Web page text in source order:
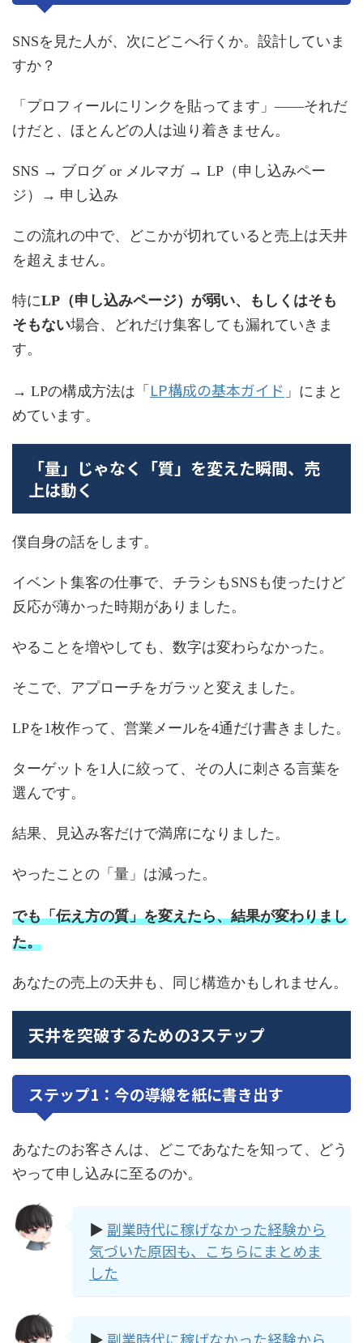
SNSを見た人が、次にどこへ行くか。設計していま
すか？
「プロフィールにリンクを貼ってます」——それだ
けだと、ほとんどの人は辿り着きません。
SNS → ブログ or メルマガ → LP（申し込みペー
ジ）→ 申し込み
この流れの中で、どこかが切れていると売上は天井
を超えません。
特にLP（申し込みページ）が弱い、もしくはそも
そもない場合、どれだけ集客しても漏れていきま
す。
→ LPの構成方法は「 LP構成の基本ガイド 」にまと
めています。
「量」じゃなく「質」を変えた瞬間、売
上は動く
僕自身の話をします。
イベント集客の仕事で、チラシもSNSも使ったけど
反応が薄かった時期がありました。
やることを増やしても、数字は変わらなかった。
そこで、アプローチをガラッと変えました。
LPを1枚作って、営業メールを4通だけ書きました。
ターゲットを1人に絞って、その人に刺さる言葉を
選んです。
結果、見込み客だけで満席になりました。
やったことの「量」は減った。
でも「伝え方の質」を変えたら、結果が変わりまし
た。
あなたの売上の天井も、同じ構造かもしれません。
天井を突破するための3ステップ
ステップ1：今の導線を紙に書き出す
あなたのお客さんは、どこであなたを知って、どう
やって申し込みに至るのか。
▶ 副業時代に稼げなかった経験から
気づいた原因も、こちらにまとめま
した